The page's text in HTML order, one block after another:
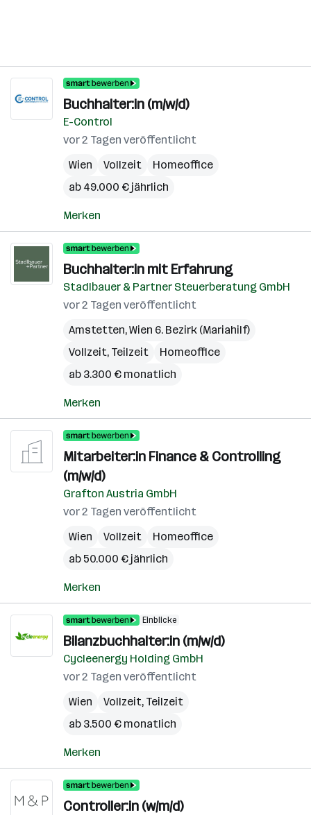
Buchhalter:in (m/w/d)
E-Control
vor 2 Tagen veröffentlicht
Wien
Vollzeit
Homeoffice
ab 49.000 € jährlich
Merken
Buchhalter:in mit Erfahrung
Stadlbauer & Partner Steuerberatung GmbH
vor 2 Tagen veröffentlicht
Amstetten,Wien 6. Bezirk (Mariahilf)
Vollzeit, Teilzeit
Homeoffice
ab 3.300 € monatlich
Merken
Mitarbeiter:in Finance & Controlling
(m/w/d)
Grafton Austria GmbH
vor 2 Tagen veröffentlicht
Wien
Vollzeit
Homeoffice
ab 50.000 € jährlich
Merken
Einblicke
Bilanzbuchhalter:in (m/w/d)
Cycleenergy Holding GmbH
vor 2 Tagen veröffentlicht
Wien
Vollzeit, Teilzeit
ab 3.500 € monatlich
Merken
Controller:in (w/m/d)